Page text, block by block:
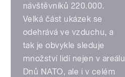
návštěvníků 220.000.
Velká část ukázek se
odehrává ve vzduchu, a
tak je obvykle sleduje
množství lidí nejen v areálu
Dnů NATO, ale i v celém